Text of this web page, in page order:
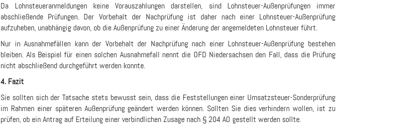
Da Lohnsteueranmeldungen keine Vorauszahlungen darstellen, sind Lohnsteuer-Außenprüfungen immer
abschließende Prüfungen. Der Vorbehalt der Nachprüfung ist daher nach einer Lohnsteuer-Außenprüfung
aufzuheben, unabhängig davon, ob die Außenprüfung zu einer Änderung der angemeldeten Lohnsteuer führt.
Nur in Ausnahmefällen kann der Vorbehalt der Nachprüfung nach einer Lohnsteuer-Außenprüfung bestehen
bleiben. Als Beispiel für einen solchen Ausnahmefall nennt die OFD Niedersachsen den Fall, dass die Prüfung
nicht abschließend durchgeführt werden konnte.
4. Fazit
Sie sollten sich der Tatsache stets bewusst sein, dass die Feststellungen einer Umsatzsteuer-Sonderprüfung
im Rahmen einer späteren Außenprüfung geändert werden können. Sollten Sie dies verhindern wollen, ist zu
prüfen, ob ein Antrag auf Erteilung einer verbindlichen Zusage nach § 204 AO gestellt werden sollte.